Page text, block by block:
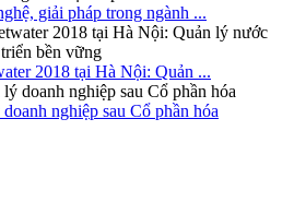
giải pháp trong ngành ...
2018 tại Hà Nội: Quản ...
nghiệp sau Cổ phần hóa